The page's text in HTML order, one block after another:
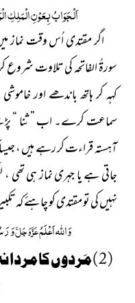
اَلْجَوَابُ بِعَوْنِ الْمَلِکِ
اگر مقتدی اُس وقت نماز
سورۃُ الفاتحہ کی تلاوت شروع
کہہ کر ہاتھ باندھے اور
سماعت کرے۔ اب ” ثنا “
آہستہ قراءت کر رہے ہیں ،
جاتی ہے یا جہری نماز ہی
نہیں کی تو مقتدی کو چاہئے کہ
وَاللہ اَعْلَمُعَزَّوَجَلَّوَ
( 2 ) مَردوں کا